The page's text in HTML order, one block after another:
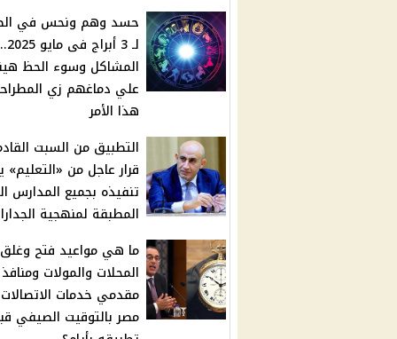
حسد وهم ونحس في
لـ 3 أبراج فى مايو 2025..
المشاكل وسوء الحظ
علي دماغهم زي
هذا الأمر
التطبيق من السبت
قرار عاجل من «التعليم»
تنفيذه بجميع المدارس
المطبقة لمنهجية
ما هي مواعيد فتح وغلق
المحلات والمولات
مقدمي خدمات
مصر بالتوقيت الصيفي